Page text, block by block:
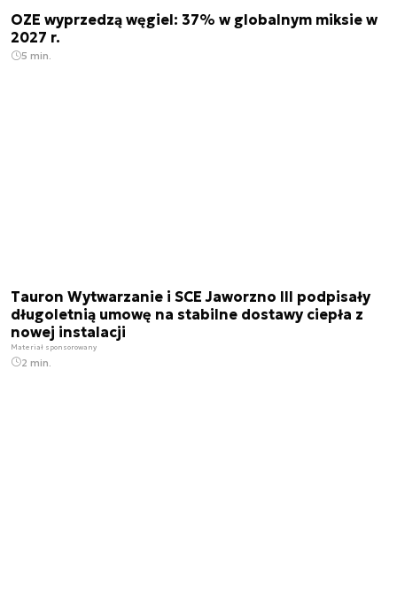
OZE wyprzedzą węgiel: 37% w globalnym miksie w
2027 r.
5 min.
Tauron Wytwarzanie i SCE Jaworzno III podpisały
długoletnią umowę na stabilne dostawy ciepła z
nowej instalacji
Materiał sponsorowany
2 min.